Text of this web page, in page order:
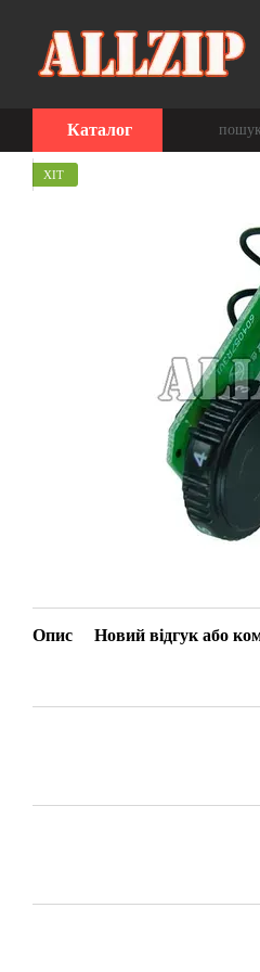
Каталог
ХІТ
Опис Новий відгук або